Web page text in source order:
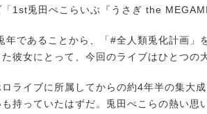
1st兎田ぺこらいぶ『うさぎ the
であることから、「#全人類兎化計画」
彼女にとって、今回のライブはひとつの
ライブに所属してからの約4年半の集大
持っていたはずだ。兎田ぺこらの熱い思